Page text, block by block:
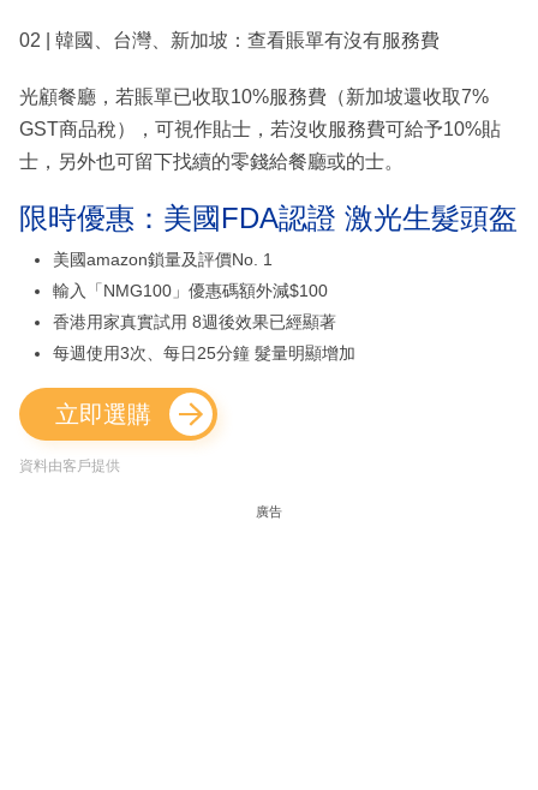
02 | 韓國、台灣、新加坡：查看賬單有沒有服務費
光顧餐廳，若賬單已收取10%服務費（新加坡還收取7%
GST商品稅），可視作貼士，若沒收服務費可給予10%貼
士，另外也可留下找續的零錢給餐廳或的士。
限時優惠：美國FDA認證 激光生髮頭盔
美國amazon鎖量及評價No. 1
輸入「NMG100」優惠碼額外減$100
香港用家真實試用 8週後效果已經顯著
每週使用3次、每日25分鐘 髮量明顯增加
立即選購
資料由客戶提供
廣告